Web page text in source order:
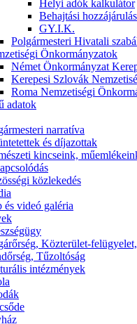
Helyi adók kalkulátor
Behajtási
GY.I.K.
Polgármesteri Hivatali
Önkormányzatok
Német Önkormányzat
Kerepesi Szlovák
Roma Nemzetiségi
adatok
narratíva
és díjazottak
kincseink,
közlekedés
és videó galéria
Közterület-
Tűzoltóság
intézmények